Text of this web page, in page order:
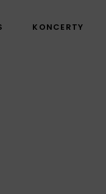
KONCERTY